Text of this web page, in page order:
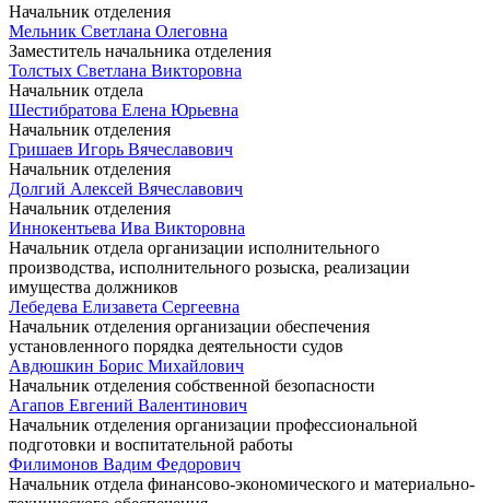
Начальник отделения
Мельник Светлана Олеговна
Заместитель начальника отделения
Толстых Светлана Викторовна
Начальник отдела
Шестибратова Елена Юрьевна
Начальник отделения
Гришаев Игорь Вячеславович
Начальник отделения
Долгий Алексей Вячеславович
Начальник отделения
Иннокентьева Ива Викторовна
Начальник отдела организации исполнительного
производства, исполнительного розыска, реализации
имущества должников
Лебедева Елизавета Сергеевна
Начальник отделения организации обеспечения
установленного порядка деятельности судов
Авдюшкин Борис Михайлович
Начальник отделения собственной безопасности
Агапов Евгений Валентинович
Начальник отделения организации профессиональной
подготовки и воспитательной работы
Филимонов Вадим Федорович
Начальник отдела финансово-экономического и материально-